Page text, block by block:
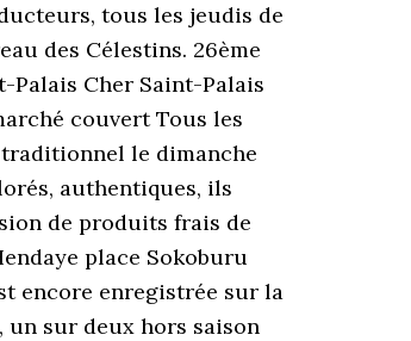
tous les jeudis de
des Célestins. 26ème
Palais Cher Saint-Palais
couvert Tous les
traditionnel le dimanche
authentiques, ils
de produits frais de
place Sokoburu
encore enregistrée sur la
un sur deux hors saison